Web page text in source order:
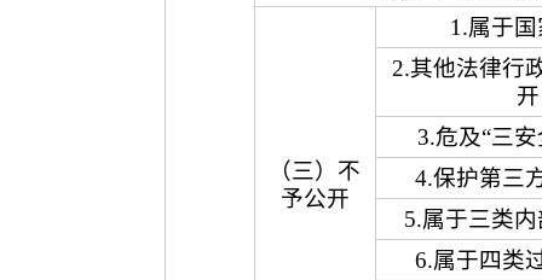
（三）不
予公开
1.属于
2.其他法律行
开
3.危及“三
4.保护第三
5.属于三类
6.属于四类